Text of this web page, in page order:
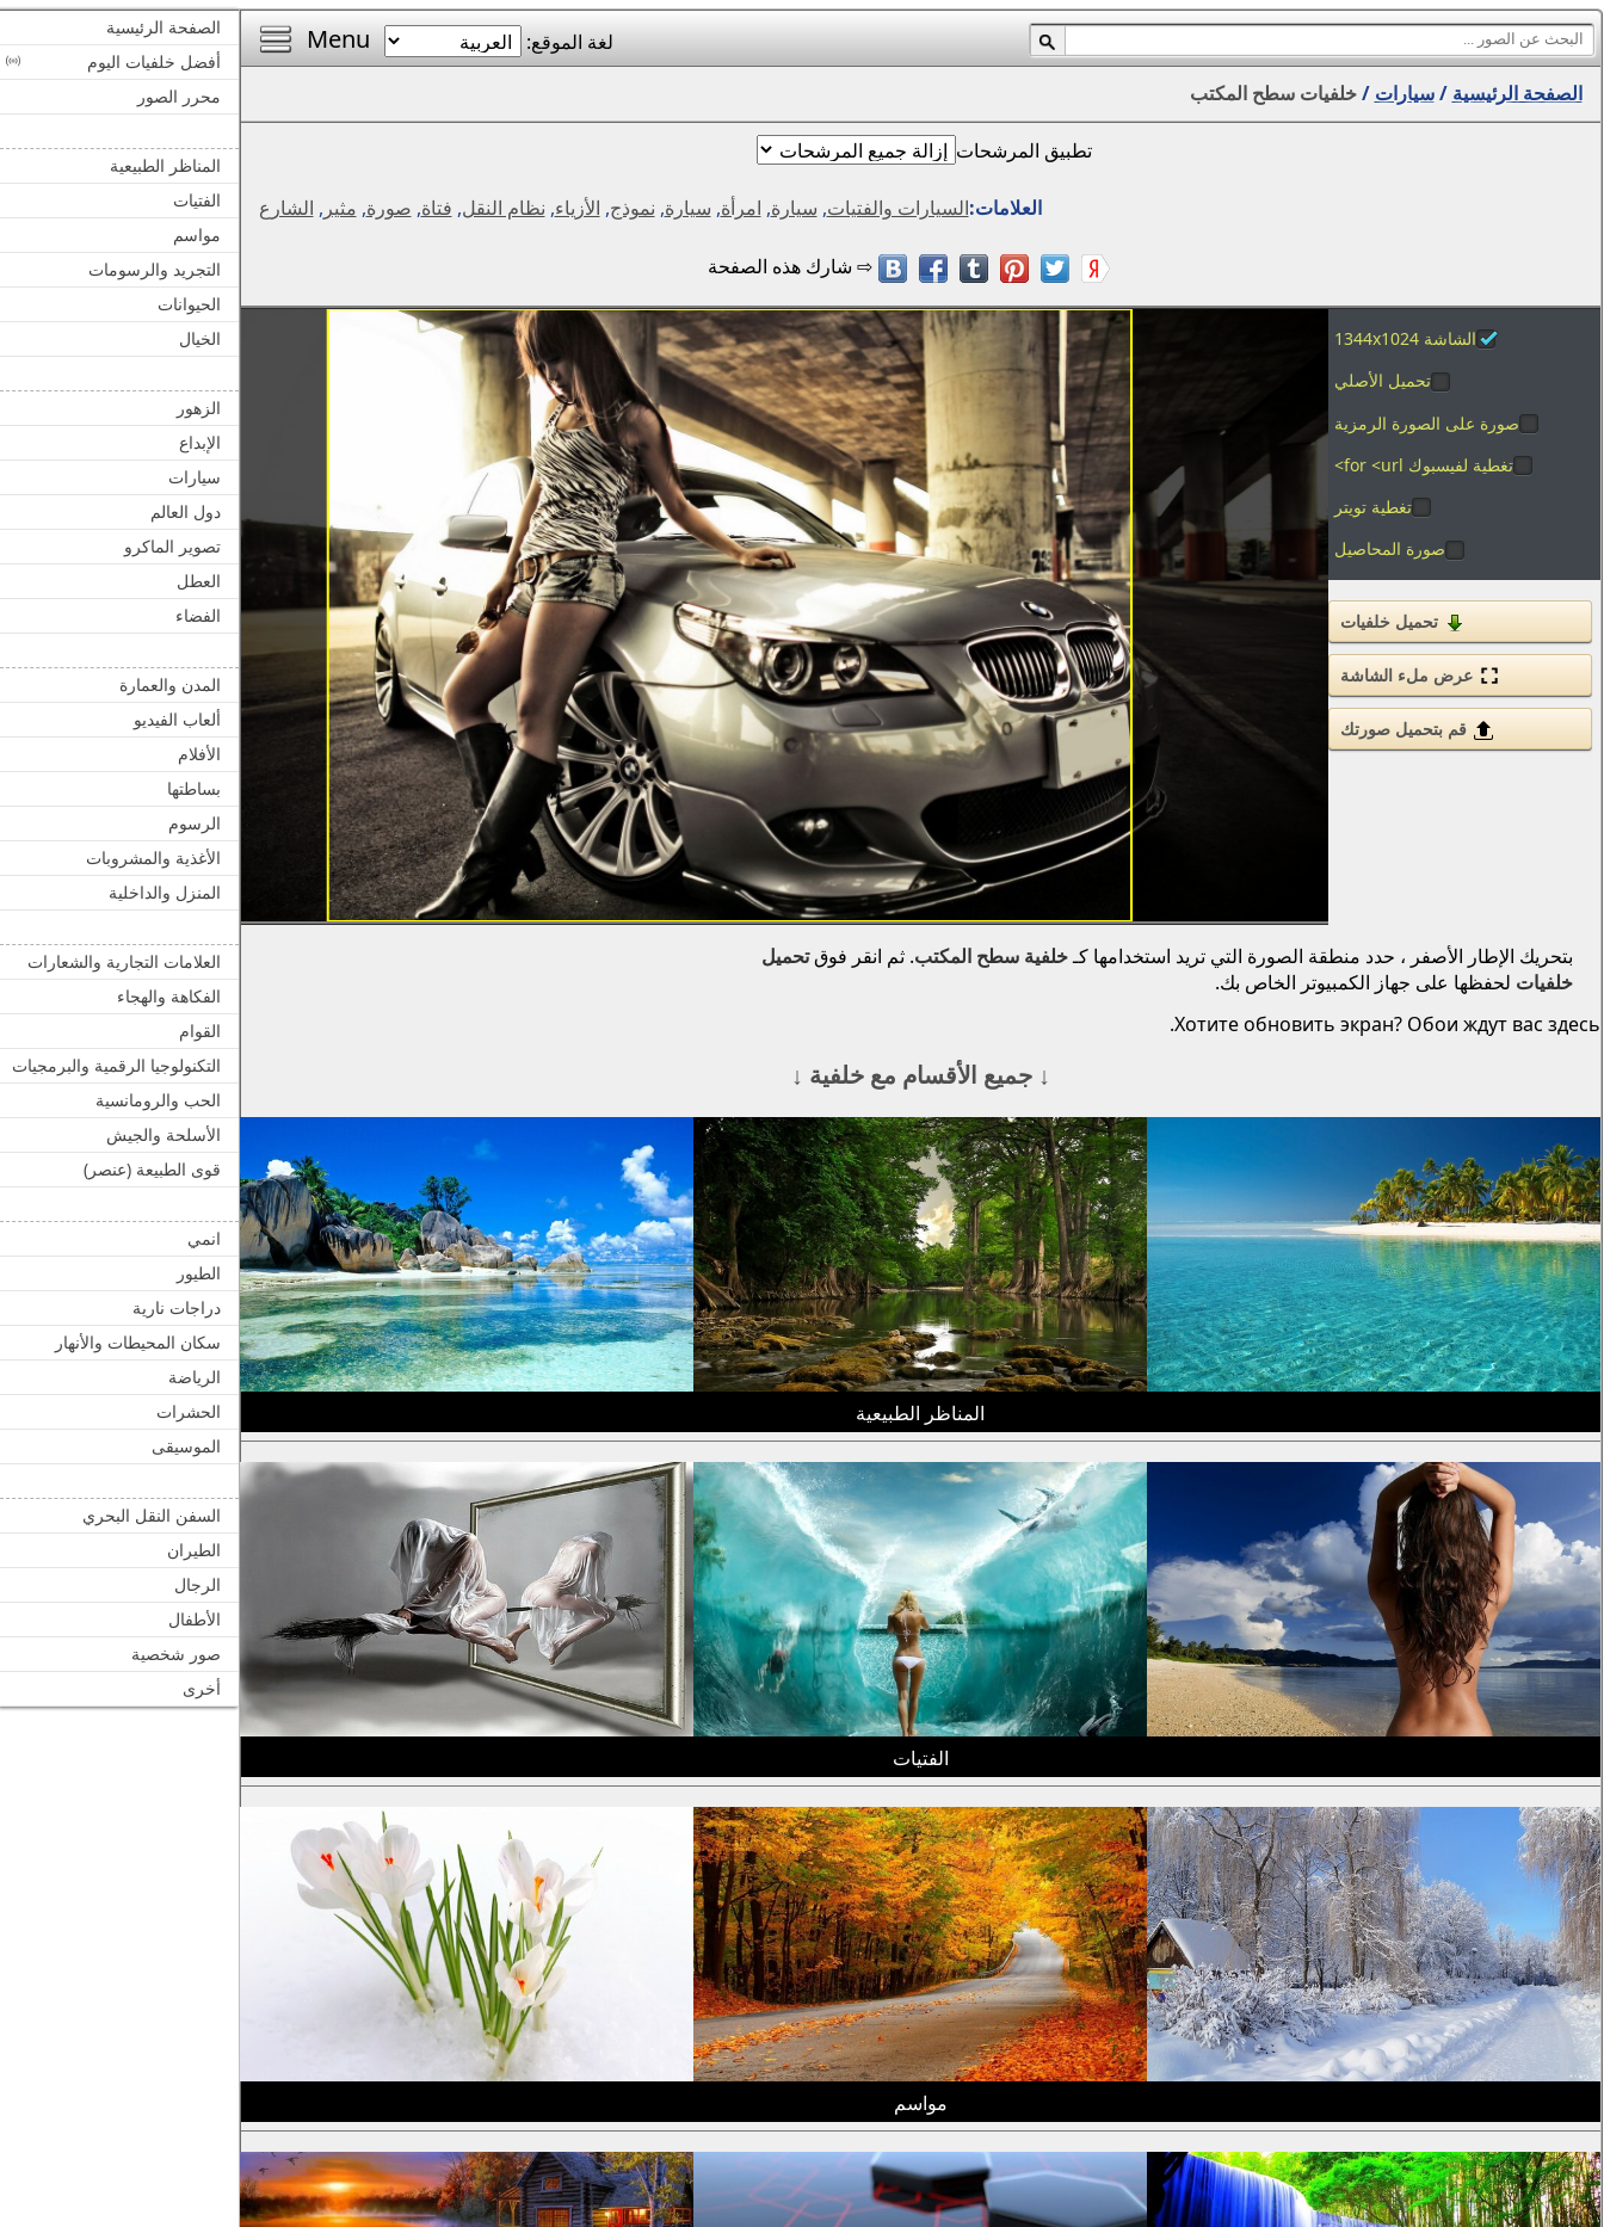
الصفحة الرئيسية
أفضل خلفيات اليوم
محرر الصور
المناظر الطبيعية
الفتيات
مواسم
التجريد والرسومات
الحيوانات
الخيال
الزهور
الإبداع
سيارات
دول العالم
تصوير الماكرو
العطل
الفضاء
المدن والعمارة
ألعاب الفيديو
الأفلام
بساطتها
الرسوم
الأغذية والمشروبات
المنزل والداخلية
العلامات التجارية والشعارات
الفكاهة والهجاء
القوام
التكنولوجيا الرقمية والبرمجيات
الحب والرومانسية
الأسلحة والجيش
قوى الطبيعة (عنصر)
انمي
الطيور
دراجات نارية
سكان المحيطات والأنهار
الرياضة
الحشرات
الموسيقى
السفن النقل البحري
الطيران
الرجال
الأطفال
صور شخصية
أخرى
Menu
لغة الموقع:
الصفحة الرئيسية /سيارات /خلفيات سطح المكتب
تطبيق المرشحات
العلامات:السيارات والفتيات, سيارة, امرأة, سيارة, نموذج, الأزياء, نظام النقل, فتاة, صورة, مثير , الشارع
الشاشة 1344x1024
تحميل الأصلي
صورة على الصورة الرمزية
تغطية لفيسبوك for <url>
تغطية تويتر
صورة المحاصيل
تحميل خلفيات
عرض ملء الشاشة
قم بتحميل صورتك
بتحريك الإطار الأصفر ، حدد منطقة الصورة التي تريد استخدامها كـخلفية سطح المكتب. ثم انقر فوقتحميل
خلفيات لحفظها على جهاز الكمبيوتر الخاص بك.
Хотите обновить экран? Обои ждут вас здесь.
↓ جميع الأقسام مع خلفية ↓
المناظر الطبيعية
الفتيات
مواسم